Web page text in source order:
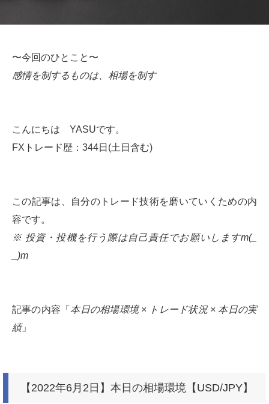
〜今回のひとこと〜
感情を制するものは、相場を制す
こんにちは YASUです。
FXトレード歴：344日(土日含む)
この記事は、自分のトレード技術を磨いていくための内
容です。
※ 投資・投機を行う際は自己責任でお願いしますm(_
_)m
記事の内容「 本日の相場環境 × トレード状況 × 本日の実
績」
【2022年6月2日】本日の相場環境【USD/JPY】